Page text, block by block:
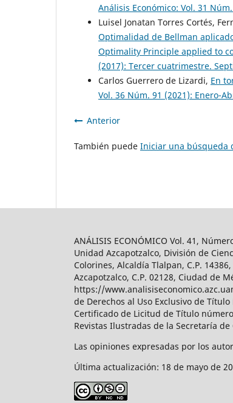
Análisis Económico: Vol. 31
Luisel Jonatan Torres Cortés,
Optimalidad de Bellman
Optimality Principle applied to
(2017): Tercer cuatrimestre.
Carlos Guerrero de Lizardi, En
Vol. 36 Núm. 91 (2021): Enero-
Anterior
También puede Iniciar una búsqueda
ANÁLISIS ECONÓMICO Vol. 41,
Unidad Azcapotzalco, División de
Colorines, Alcaldía Tlalpan, C.P.
Azcapotzalco, C.P. 02128, Ciudad de
https://
de Derechos al Uso Exclusivo de
Certificado de Licitud de Título
Revistas Ilustradas de la Secretaría de
Las opiniones expresadas por los
Última actualización: 18 de mayo de